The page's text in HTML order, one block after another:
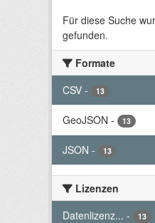
Für diese Suche
gefunden.
Formate
CSV - 13
GeoJSON - 13
JSON - 13
Lizenzen
Datenlizenz... - 13